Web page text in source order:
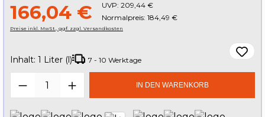
166,04 € UVP: 209,44 €
Normalpreis: 184,49 €
Preise inkl. MwSt., ggf. zzgl. Versandkosten
Inhalt: 1 Liter (l) 7 - 10 Werktage
Produkt Anzahl: Gib denIN DEN WARENKORB